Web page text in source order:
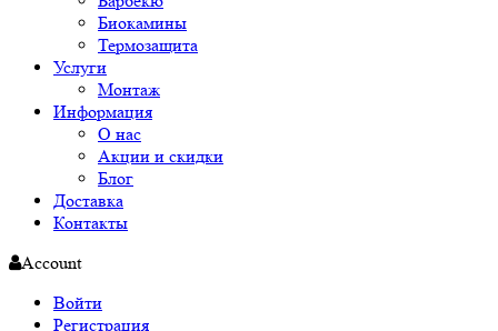
Биокамины
Термозащита
Услуги
Монтаж
Информация
О нас
Акции и скидки
Блог
Доставка
Контакты
Account
Войти
Регистрация